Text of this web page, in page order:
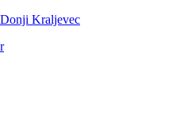
Kraljevec